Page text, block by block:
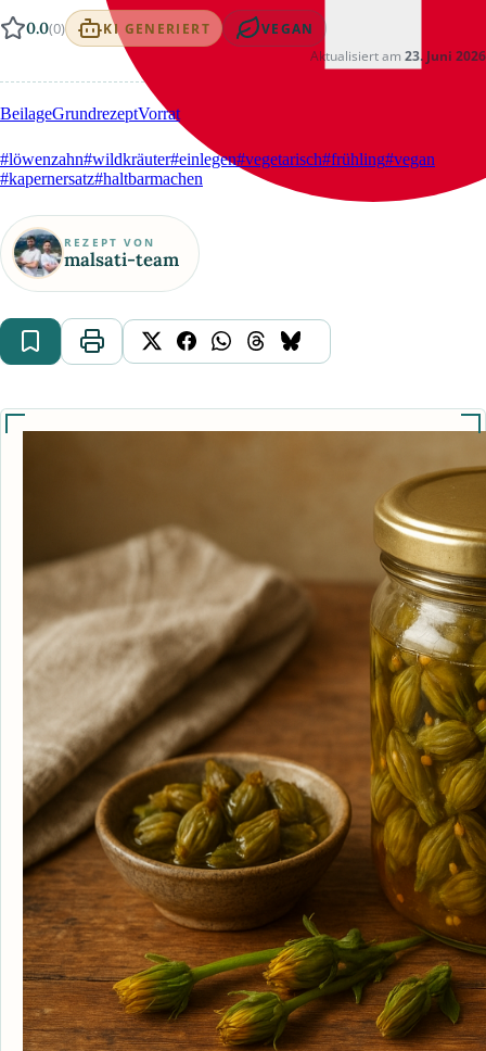
0.0(0) KI GENERIERT VEGAN
Aktualisiert am 23. Juni 2026
BeilageGrundrezeptVorrat
#löwenzahn#wildkräuter#einlegen#vegetarisch#frühling#vegan
#kapernersatz#haltbarmachen
REZEPT VON
malsati-team